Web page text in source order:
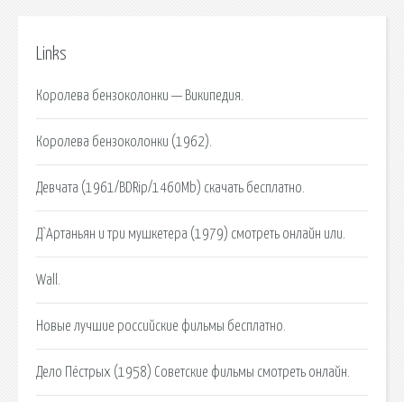
Links
Королева бензоколонки — Википедия.
Королева бензоколонки (1962).
Девчата (1961/BDRip/1460Mb) скачать бесплатно.
Д`Артаньян и три мушкетера (1979) смотреть онлайн или.
Wall.
Новые лучшие российские фильмы бесплатно.
Дело Пёстрых (1958) Советские фильмы смотреть онлайн.